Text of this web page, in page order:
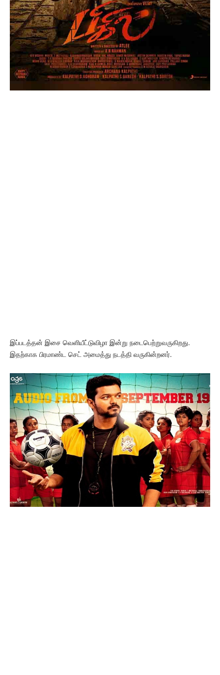
இப்படத்தன் இசை வெளியீட்டுவிழா இன்று நடைபெற்றுவருகிறது.
இதற்காக பிரமாண்ட செட் அமைத்து நடத்தி வருகின்றனர்.